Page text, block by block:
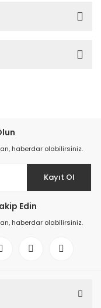
haberdar olabilirsiniz.
Kayıt Ol
Edin
haberdar olabilirsiniz.